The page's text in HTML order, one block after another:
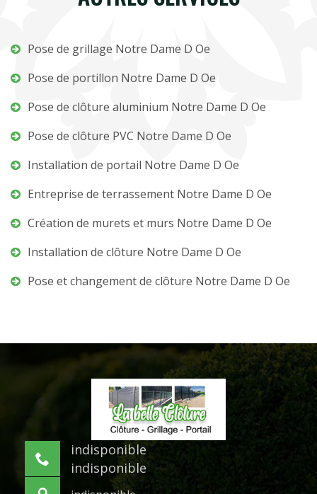
Pose de grillage Notre Dame D Oe
Pose de portillon Notre Dame D Oe
Pose de clôture aluminium Notre Dame D Oe
Pose de clôture PVC Notre Dame D Oe
Installation de portail Notre Dame D Oe
Entreprise de terrassement Notre Dame D Oe
Création de murets et murs Notre Dame D Oe
Installation de clôture Notre Dame D Oe
Pose et changement de clôture Notre Dame D Oe
indisponible
indisponible